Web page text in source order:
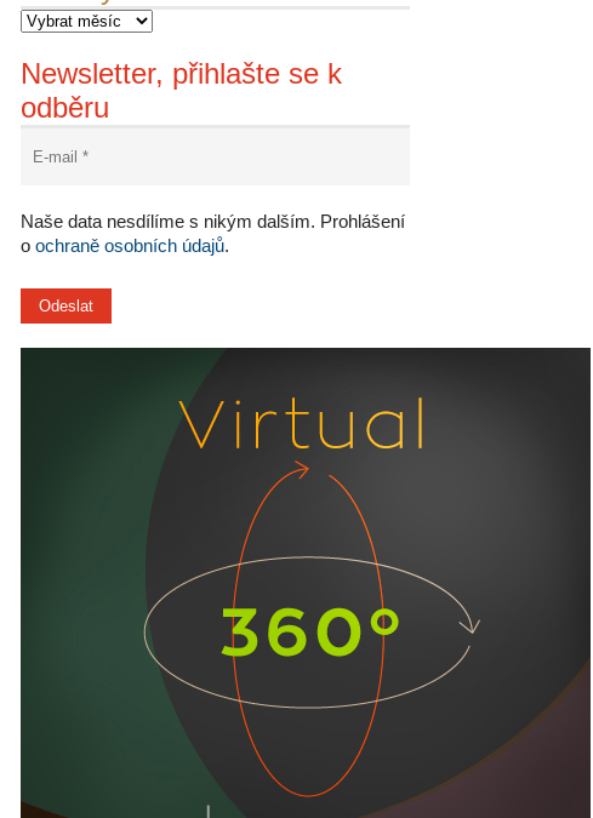
Newsletter, přihlašte se k
odběru
Naše data nesdílíme s nikým dalším. Prohlášení
o ochraně osobních údajů.